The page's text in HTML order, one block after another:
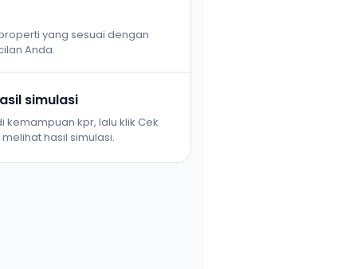
yang sesuai dengan
Anda.
simulasi
kemampuan kpr, lalu klik Cek
hasil simulasi.